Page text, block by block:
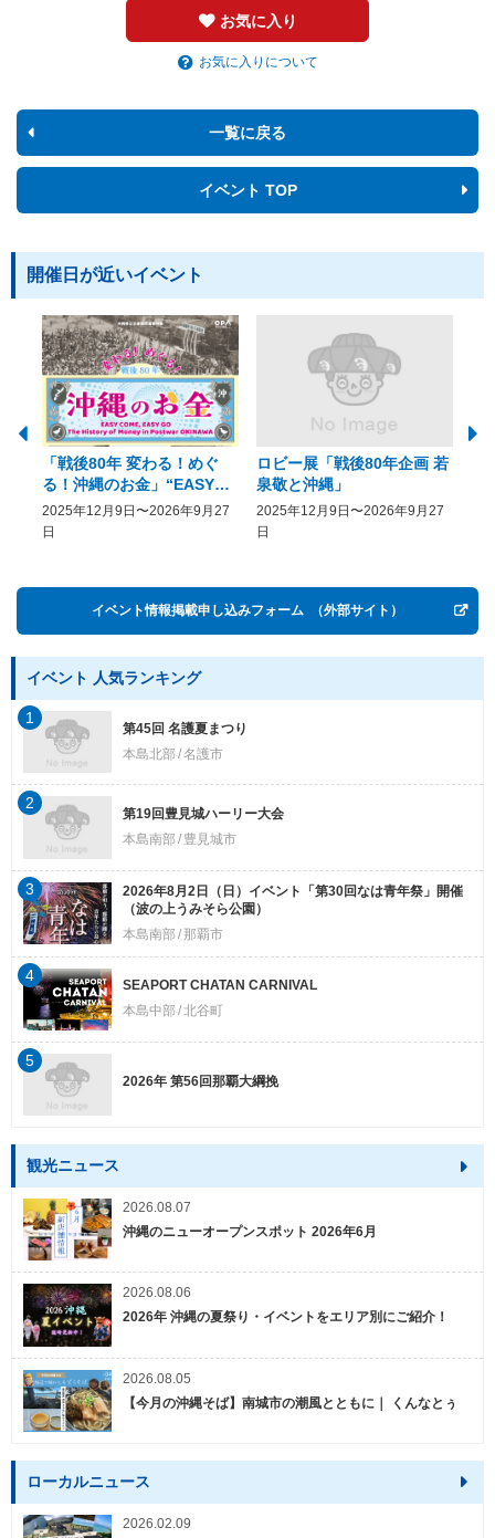
お気に入り
お気に入りについて
一覧に戻る
イベント TOP
開催日が近いイベント
「戦後80年 変わる！めぐ
る！沖縄のお金」“EASY
COME, EASY GO － The
History of Money in
2025年12月9日〜2026年9月27
日
ロビー展「戦後80年企画 若
泉敬と沖縄」
2025年12月9日〜2026年9月27
日
イベント情報掲載申し込みフォーム （外部サイト）
イベント 人気ランキング
第45回 名護夏まつり
本島北部 名護市
1
第19回豊見城ハーリー大会
本島南部
豊見城市
2
2026年8月2日（日）イベント「第30回なは青年祭」開催
（波の上うみそら公園）
本島南部
那覇市
3
SEAPORT CHATAN CARNIVAL
本島中部 北谷町
4
2026年 第56回那覇大綱挽
5
観光ニュース
2026.08.07
沖縄のニューオープンスポット 2026年6月
2026.08.06
2026年 沖縄の夏祭り・イベントをエリア別にご紹介！
2026.08.05
【今月の沖縄そば】南城市の潮風とともに｜ くんなとぅ
ローカルニュース
2026.02.09